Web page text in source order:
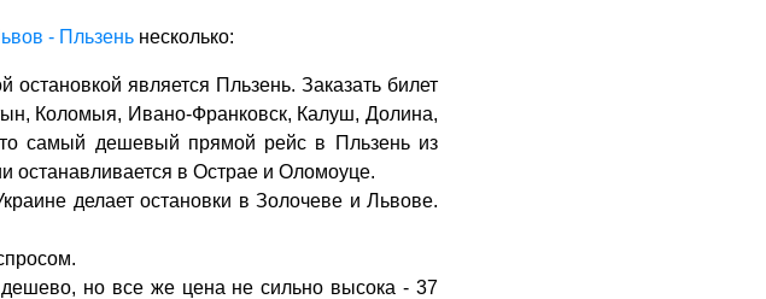
- Пльзеньнесколько:
является Пльзень. Заказать билет
Коломыя, Ивано-Франковск, Калуш, Долина,
самый дешевый прямой рейс в Пльзень из
останавливается в Острае и Оломоуце.
делает остановки в Золочеве и Львове.
но все же цена не сильно высока - 37